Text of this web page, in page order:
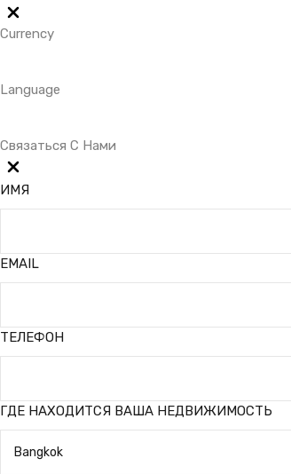
Currency
Language
Связаться С Нами
ИМЯ
EMAIL
ТЕЛЕФОН
ГДЕ НАХОДИТСЯ ВАША НЕДВИЖИМОСТЬ